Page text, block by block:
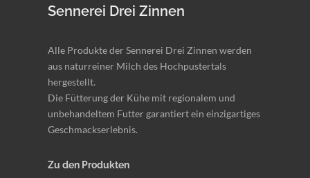
Sennerei Drei Zinnen
Alle Produkte der Sennerei Drei Zinnen werden
aus naturreiner Milch des Hochpustertals
hergestellt.
Die Fütterung der Kühe mit regionalem und
unbehandeltem Futter garantiert ein einzigartiges
Geschmackserlebnis.
Zu den Produkten